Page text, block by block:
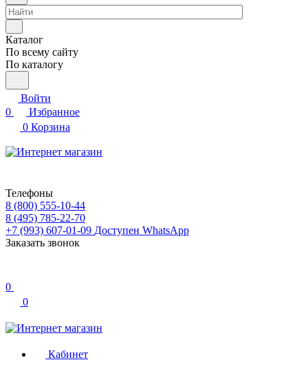
Каталог
По всему сайту
По каталогу
Войти
0
Избранное
0 Корзина
Телефоны
8 (800) 555-10-44
8 (495) 785-22-70
+7 (993) 607-01-09 Доступен WhatsApp
Заказать звонок
0
0
Кабинет